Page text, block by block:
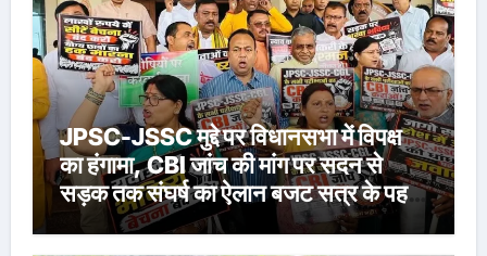
JPSC-JSSC मुद्दे पर विधानसभा में विपक्ष
का हंगामा, CBI जांच की मांग पर सदन से
सड़क तक संघर्ष का ऐलान बजट सत्र के पहले
दिन BJP-आजसू और LJP विधायकों का
प्रदर्शन, श्रद्धांजलि के बाद सदन की कार्यवाही